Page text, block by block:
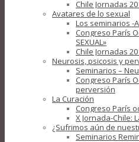
Chile Jornadas
Avatares de lo sexual
Los seminarios -
Congreso París
SEXUAL»
Chile Jornadas
Neurosis, psicosis y
Seminarios –
Congreso París
perversión
La Curación
Congreso París
X Jornada-Chile:
¿Sufrimos aún de
Seminarios